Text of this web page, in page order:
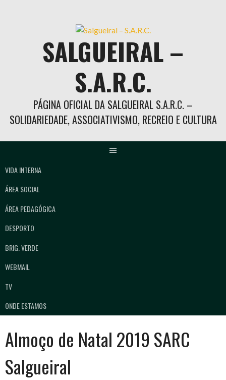
SALGUEIRAL –
S.A.R.C.
PÁGINA OFICIAL DA SALGUEIRAL S.A.R.C. –
SOLIDARIEDADE, ASSOCIATIVISMO, RECREIO E CULTURA
VIDA INTERNA
ÁREA SOCIAL
ÁREA PEDAGÓGICA
DESPORTO
BRIG. VERDE
WEBMAIL
TV
ONDE ESTAMOS
Almoço de Natal 2019 SARC
Salgueiral